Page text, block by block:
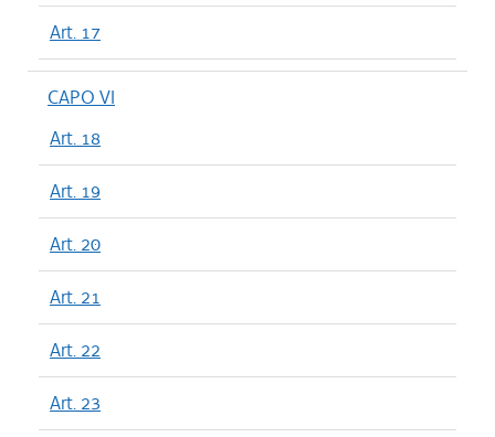
Art. 17
CAPO VI
Art. 18
Art. 19
Art. 20
Art. 21
Art. 22
Art. 23